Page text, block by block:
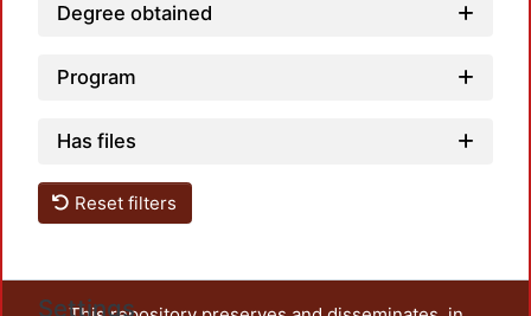
Degree obtained
Program
Has files
Reset filters
Settings